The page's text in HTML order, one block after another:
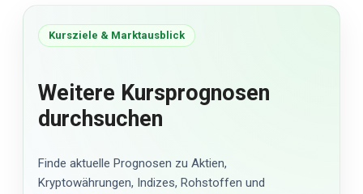
Kursziele & Marktausblick
Weitere Kursprognosen
durchsuchen
Finde aktuelle Prognosen zu Aktien,
Kryptowährungen, Indizes, Rohstoffen und